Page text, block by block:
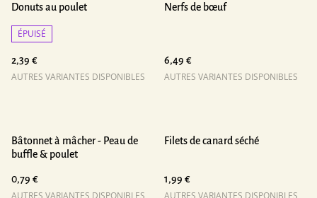
Donuts au poulet
ÉPUISÉ
2,39 €
AUTRES VARIANTES DISPONIBLES
Nerfs de bœuf
6,49 €
AUTRES VARIANTES DISPONIBLES
Bâtonnet à mâcher - Peau de
buffle & poulet
0,79 €
AUTRES VARIANTES DISPONIBLES
Filets de canard séché
1,99 €
AUTRES VARIANTES DISPONIBLES